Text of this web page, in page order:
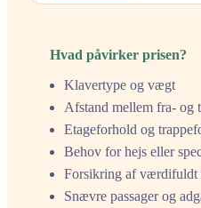
Hvad påvirker prisen?
Klavertype og vægt
Afstand mellem fra- og
Etageforhold og
Behov for hejs eller
Forsikring af værdifuldt
Snævre passager og